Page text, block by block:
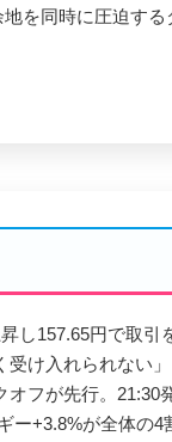
を同時に圧迫する
し157.65円で取引
け入れられない
フが先行。21:30
+3.8%が全体の4